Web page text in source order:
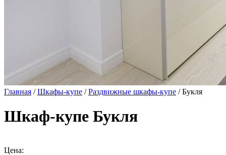
Главная /Шкафы-купе /Раздвижные шкафы-купе / Букля
Шкаф-купе Букля
Цена: